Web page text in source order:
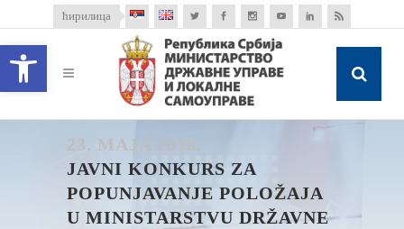
Open toolbar
ћирилица
23. MAJA 2018.
JAVNI KONKURS ZA
POPUNJAVANJE POLOŽAJA
U MINISTARSTVU DRŽAVNE